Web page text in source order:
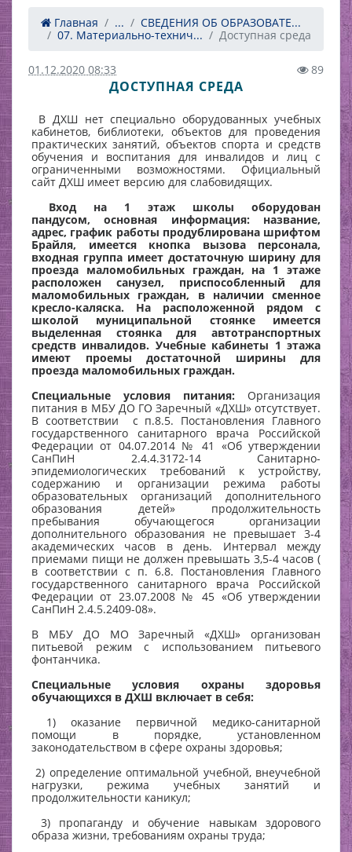
Главная ...
СВЕДЕНИЯ ОБ ОБРАЗОВАТЕ...
07. Материально-технич...
Доступная среда
01.12.2020 08:33 89
ДОСТУПНАЯ СРЕДА
В ДХШ нет специально оборудованных учебных
кабинетов, библиотеки, объектов для проведения
практических занятий, объектов спорта и средств
обучения и воспитания для инвалидов и лиц с
ограниченными возможностями. Официальный
сайт ДХШ имеет версию для слабовидящих.
Вход на 1 этаж школы оборудован
пандусом,основная информация: название,
адрес, график работы продублирована шрифтом
Брайля, имеется кнопка вызова персонала,
входная группа имеет достаточную ширину для
проезда маломобильных граждан, на 1 этаже
расположен санузел, приспособленный для
маломобильных граждан, в наличии сменное
кресло-каляска. На расположенной рядом с
школой муниципальной стоянке имеется
выделенная стоянка для автотранспортных
средств инвалидов. Учебные кабинеты 1 этажа
имеют проемы достаточной ширины для
проезда маломобильных граждан.
Специальные условия питания: Организация
питания в МБУ ДО ГО Заречный «ДХШ» отсутствует.
В соответствии с п.8.5. Постановления Главного
государственного санитарного врача Российской
Федерации от 04.07.2014 № 41 «Об утверждении
СанПиН 2.4.4.3172-14 Санитарно-
эпидемиологических требований к устройству,
содержанию и организации режима работы
образовательных организаций дополнительного
образования детей» продолжительность
пребывания обучающегося организации
дополнительного образования не превышает 3-4
академических часов в день. Интервал между
приемами пищи не должен превышать 3,5-4 часов (
в соответствии с п. 6.8. Постановления Главного
государственного санитарного врача Российской
Федерации от 23.07.2008 № 45 «Об утверждении
СанПиН 2.4.5.2409-08».
В МБУ ДО МО Заречный «ДХШ» организован
питьевой режим с использованием питьевого
фонтанчика.
Специальные условия охраны здоровья
обучающихся в ДХШ включает в себя:
1) оказание первичной медико-санитарной
помощи в порядке, установленном
законодательством в сфере охраны здоровья;
2) определение оптимальной учебной, внеучебной
нагрузки, режима учебных занятий и
продолжительности каникул;
3) пропаганду и обучение навыкам здорового
образа жизни, требованиям охраны труда;